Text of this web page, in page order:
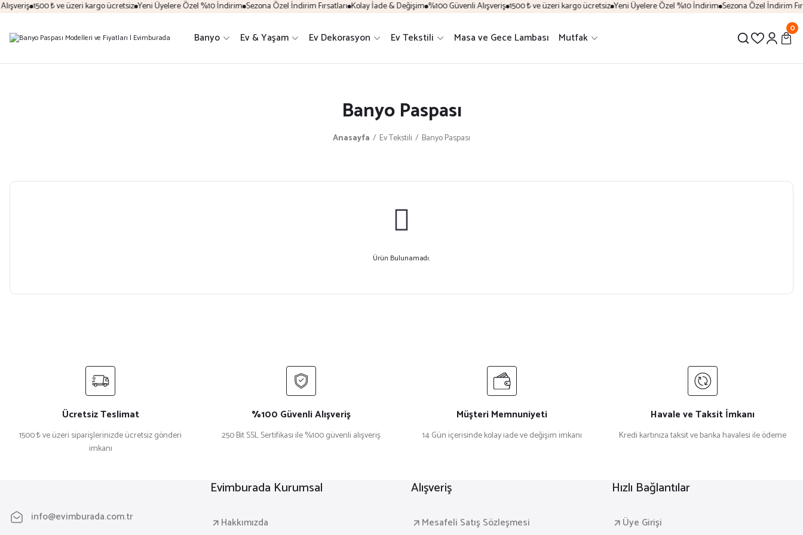
1500 ₺ ve üzeri kargo ücretsiz Yeni Üyelere Özel %10 İndirim Sezona Özel İndirim Fırsatları Kolay İade & Değişim %100 Güvenli Alışveriş 1500 ₺ ve üzeri kargo ücretsiz Yeni Üyelere Özel %10 İndirim Sezona Özel İndirim
Banyo Ev & Yaşam Ev Dekorasyon Ev Tekstili Masa ve Gece Lambası Mutfak
0
Banyo Paspası
Anasayfa Ev Tekstili Banyo Paspası
Ürün Bulunamadı.
Ücretsiz Teslimat
1500 ₺ ve üzeri siparişlerinizde ücretsiz gönderi
imkanı
%100 Güvenli Alışveriş
250 Bit SSL Sertifikası ile %100 güvenli alışveriş
Müşteri Memnuniyeti
14 Gün içerisinde kolay iade ve değişim imkanı
Havale ve Taksit İmkanı
Kredi kartınıza taksit ve banka havalesi ile ödeme
info@evimburada.com.tr
Evimburada Kurumsal
Hakkımızda
Alışveriş
Mesafeli Satış Sözleşmesi
Hızlı Bağlantılar
Üye Girişi